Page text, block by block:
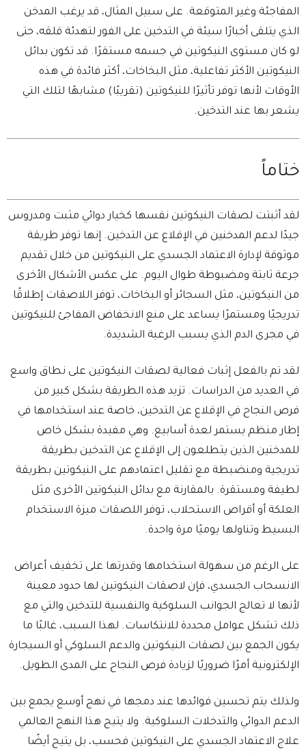
المفاجئة وغير المتوقعة. على سبيل المثال، قد يرغب المدخن
الذي يتلقى أخبارًا سيئة في التدخين على الفور لتهدئة قلقه، حتى
لو كان مستوى النيكوتين في جسمه مستقرًا. قد تكون بدائل
النيكوتين الأكثر تفاعلية، مثل البخاخات، أكثر فائدة في هذه
الأوقات لأنها توفر تأثيرًا للنيكوتين (تقريبًا) مشابهًا لتلك التي
يشعر بها عند التدخين.
ختاماً
لقد أثبتت لصقات النيكوتين نفسها كخيار دوائي مثبت ومدروس
جيدًا لدعم المدخنين في الإقلاع عن التدخين. إنها توفر طريقة
موثوقة لإدارة الاعتماد الجسدي على النيكوتين من خلال تقديم
جرعة ثابتة ومضبوطة طوال اليوم. على عكس الأشكال الأخرى
من النيكوتين، مثل السجائر أو البخاخات، توفر اللاصقات إطلاقًا
تدريجيًا ومستمرًا يساعد على منع الانخفاض المفاجئ للنيكوتين
في مجرى الدم الذي يسبب الرغبة الشديدة.
لقد تم بالفعل إثبات فعالية لصقات النيكوتين على نطاق واسع
في العديد من الدراسات. تزيد هذه الطريقة بشكل كبير من
فرص النجاح في الإقلاع عن التدخين، خاصة عند استخدامها في
إطار منظم يستمر لعدة أسابيع. وهي مفيدة بشكل خاص
للمدخنين الذين يتطلعون إلى الإقلاع عن التدخين بطريقة
تدريجية ومنضبطة مع تقليل اعتمادهم على النيكوتين بطريقة
لطيفة ومستقرة. بالمقارنة مع بدائل النيكوتين الأخرى مثل
العلكة أو أقراص الاستحلاب، توفر اللصقات ميزة الاستخدام
البسيط وتناولها يوميًا مرة واحدة.
على الرغم من سهولة استخدامها وقدرتها على تخفيف أعراض
الانسحاب الجسدي، فإن لاصقات النيكوتين لها حدود معينة
لأنها لا تعالج الجوانب السلوكية والنفسية للتدخين والتي مع
ذلك تشكل عوامل محددة للانتكاسات. لهذا السبب، غالبًا ما
يكون الجمع بين لصقات النيكوتين والدعم السلوكي أو السيجارة
الإلكترونية أمرًا ضروريًا لزيادة فرص النجاح على المدى الطويل.
ولذلك يتم تحسين فوائدها عند دمجها في نهج أوسع يجمع بين
الدعم الدوائي والتدخلات السلوكية. ولا يتيح هذا النهج العالمي
علاج الاعتماد الجسدي على النيكوتين فحسب، بل يتيح أيضًا